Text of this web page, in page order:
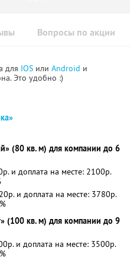
Вопросы по акции
для IOS или Android и
Это удобно :)
(80 кв. м) для компании до 6
и доплата на месте: 2100р.
и доплата на месте: 3780р.
(100 кв. м) для компании до 9
и доплата на месте: 3500р.